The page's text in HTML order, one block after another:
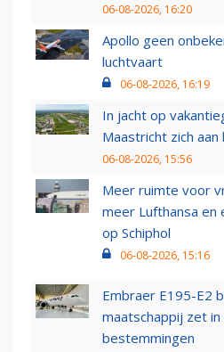
06-08-2026, 16:20
Apollo geen
luchtvaart
06-08-2026, 16:19
In jacht op
Maastricht zich aan
06-08-2026, 15:56
Meer ruimte voor
meer Lufthansa en
op Schiphol
06-08-2026, 15:16
Embraer E195-E2
maatschappij zet
bestemmingen